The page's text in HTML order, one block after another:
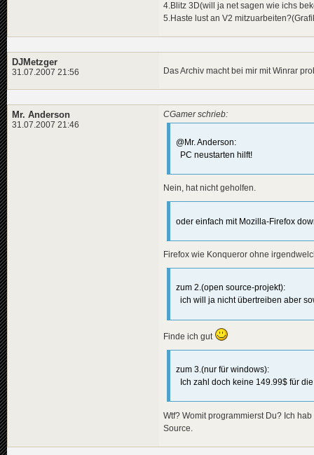
4.Blitz 3D(will ja net sagen wie ichs
5.Haste lust an V2
DJMetzger
31.07.2007 21:56 Das Archiv macht bei mir mit Winrar
Mr. Anderson
31.07.2007 21:46
CGamer schrieb:
@Mr. Anderson:
PC neustarten hilft!
Nein, hat nicht geholfen.
oder einfach mit Mozilla-Firefox
Firefox wie Konqueror ohne
zum 2.(open source-projekt):
ich will ja nicht übertreiben aber
Finde ich gut
zum 3.(nur für windows):
Ich zahl doch keine 149.99$ für
Wtf? Womit programmierst Du? Ich
Source.